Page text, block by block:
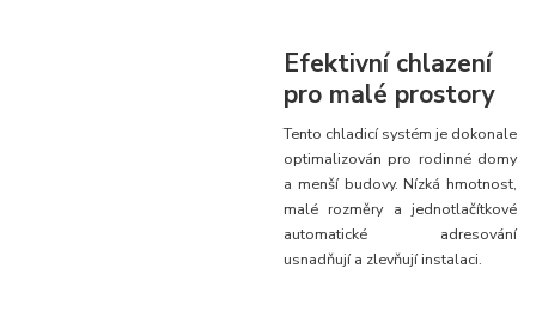
Efektivní chlazení
pro malé prostory
Tento chladicí systém je dokonale
optimalizován pro rodinné domy
a menší budovy. Nízká hmotnost,
malé rozměry a jednotlačítkové
automatické adresování
usnadňují a zlevňují instalaci.